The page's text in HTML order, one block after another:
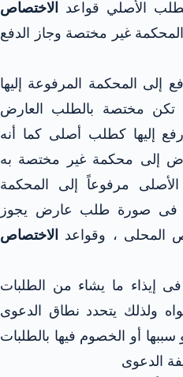
الأصلي قواعد
الاختصاص
المحكمة غير مختصة وجاز الدفع
إلى المحكمة المرفوعة إليها
تكن مختصة بالطلب العارض
إليها كطلب أصلى كما أنه
إلى محكمة غير مختصة به
مرفوعاً إلى المحكمة
فى صورة طلب عارض يجوز
المحلى ، وقواعد
الاختصاص
إيذاء ما يشاء من الطلبات
ولذلك يتحدد نطاق الدعوى
أو الخصوم فيها بالطلبات
الدعوى